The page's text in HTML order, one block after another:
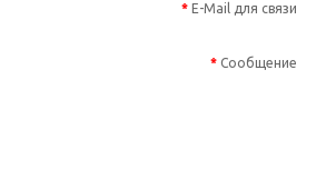
E-Mail для связи
Сообщение